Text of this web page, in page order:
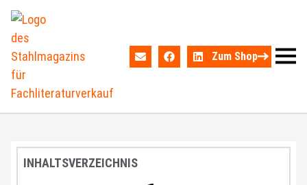
Zum Shop
INHALTSVERZEICHNIS